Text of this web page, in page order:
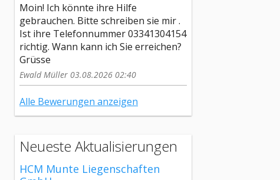
Moin! Ich könnte ihre Hilfe
gebrauchen. Bitte schreiben sie mir .
Ist ihre Telefonnummer 03341304154
richtig. Wann kann ich Sie erreichen?
Grüsse
Ewald Müller 03.08.2026 02:40
Alle Bewerungen anzeigen
Neueste Aktualisierungen
HCM Munte Liegenschaften